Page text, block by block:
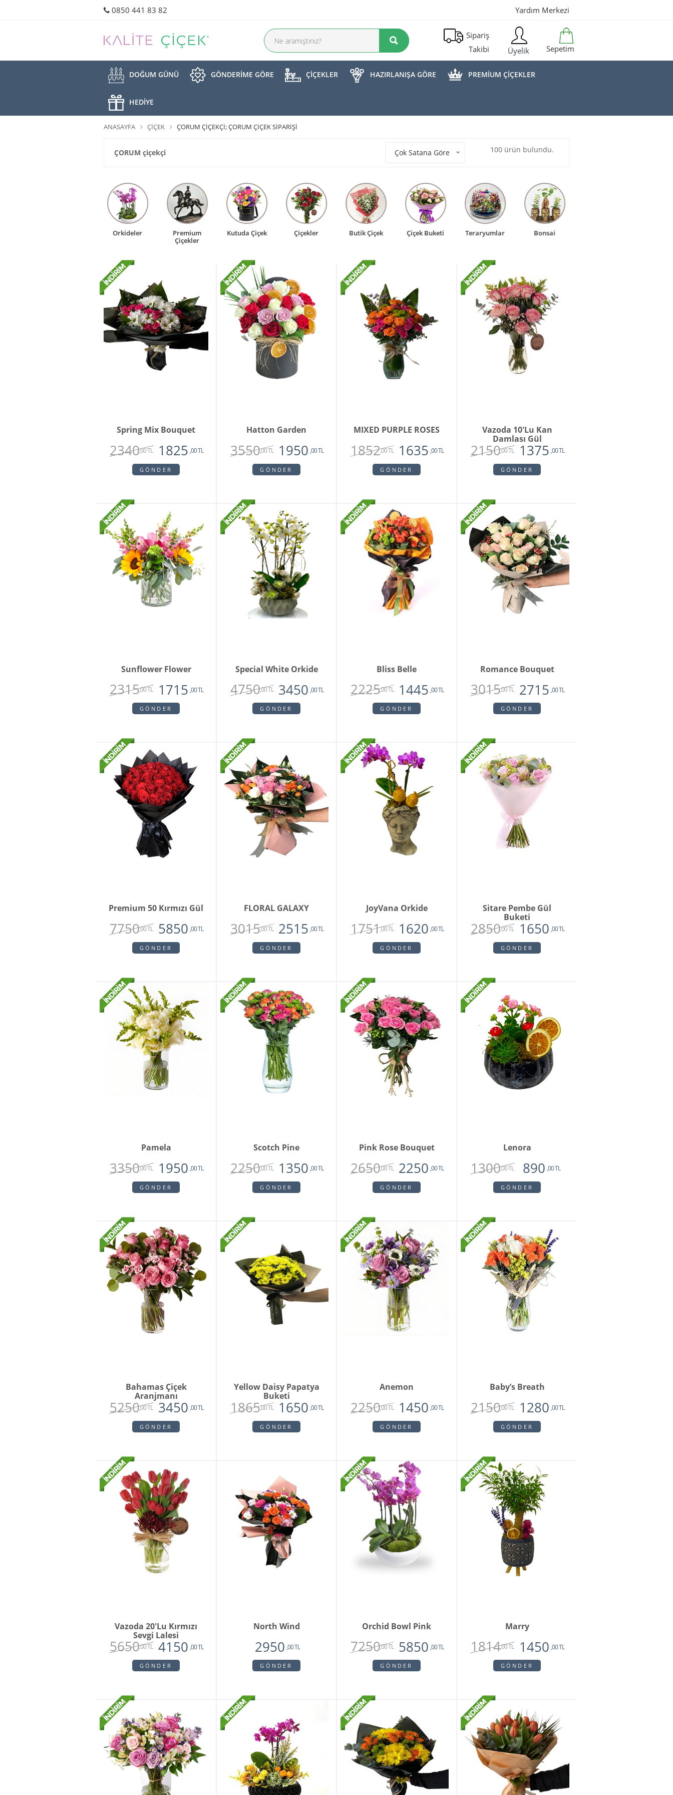
0850 441 83 82 Yardım Merkezi
Sipariş
Takibi
Üyelik Sepetim
DOĞUM GÜNÜ GÖNDERİME GÖRE ÇİÇEKLER HAZIRLANIŞA GÖRE PREMİUM ÇİÇEKLER
HEDİYE
ANASAYFA ÇIÇEK ÇORUM ÇIÇEKÇI; ÇORUM ÇIÇEK SIPARIŞI
ÇORUM çiçekçi Çok Satana Göre 100 ürün bulundu.
Kutuda Çiçek Çiçekler Butik Çiçek Çiçek Buketi Teraryumlar Bonsai Laleler Solmayan Gül
Spring Mix Bouquet
2340,00 TL 1825 ,00 TL
GÖNDER
Hatton Garden
3550,00 TL 1950 ,00 TL
GÖNDER
MIXED PURPLE ROSES
1852,00 TL 1635 ,00 TL
GÖNDER
Vazoda 10'lu Kan
Damlası Gül
2150,00 TL 1375 ,00 TL
GÖNDER
Sunflower Flower
2315,00 TL 1715 ,00 TL
GÖNDER
Special White Orkide
4750,00 TL 3450 ,00 TL
GÖNDER
Bliss Belle
2225,00 TL 1445 ,00 TL
GÖNDER
Romance Bouquet
3015,00 TL 2715 ,00 TL
GÖNDER
Premium 50 Kırmızı Gül
7750,00 TL 5850 ,00 TL
GÖNDER
FLORAL GALAXY
3015,00 TL 2515 ,00 TL
GÖNDER
JoyVana Orkide
1751,00 TL 1620 ,00 TL
GÖNDER
Sitare Pembe Gül
Buketi
2850,00 TL 1650 ,00 TL
GÖNDER
Pamela
3350,00 TL 1950 ,00 TL
GÖNDER
Scotch Pine
2250,00 TL 1350 ,00 TL
GÖNDER
Pink Rose Bouquet
2650,00 TL 2250 ,00 TL
GÖNDER
Lenora
1300,00 TL 890 ,00 TL
GÖNDER
Bahamas Çiçek
Aranjmanı
5250,00 TL 3450 ,00 TL
GÖNDER
Yellow Daisy Papatya
Buketi
1865,00 TL 1650 ,00 TL
GÖNDER
Anemon
2250,00 TL 1450 ,00 TL
GÖNDER
Baby’s Breath
2150,00 TL 1280 ,00 TL
GÖNDER
Vazoda 20'lu Kırmızı
Sevgi Lalesi
5650,00 TL 4150 ,00 TL
GÖNDER
North Wind
2950 ,00 TL
GÖNDER
Orchid Bowl Pink
7250,00 TL 5850 ,00 TL
GÖNDER
Marry
1814,00 TL 1450 ,00 TL
GÖNDER